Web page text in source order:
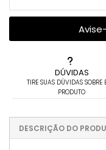
DÚVIDAS
TIRE SUAS DÚVIDAS SOBRE
PRODUTO
DESCRIÇÃO DO